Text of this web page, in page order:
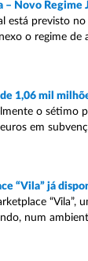
Novo Regime
está previsto
o regime de
1,06 mil
o sétimo
em
“Vila” já
num